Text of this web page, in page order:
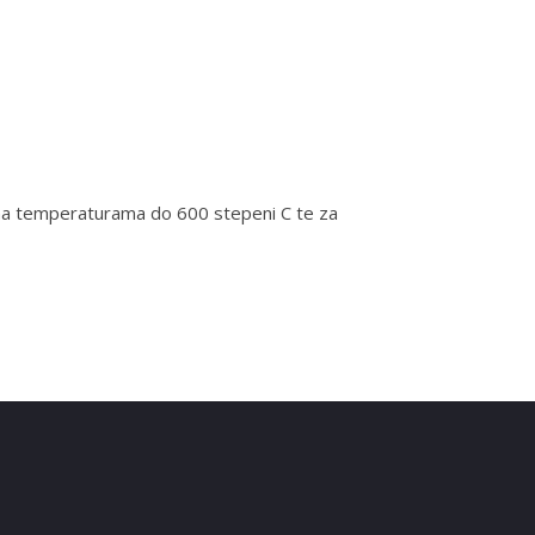
temperaturama do 600 stepeni C te za